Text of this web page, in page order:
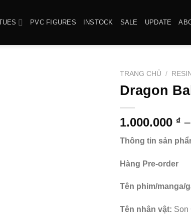
PVC FIGURES INSTOCK SALE UPDATE
TRANG CHỦ /
Dragon
1.000.000 ₫ –
Thông tin sản
Hàng Pre-order
Tên phim/manga/
Tên nhân vật: Son